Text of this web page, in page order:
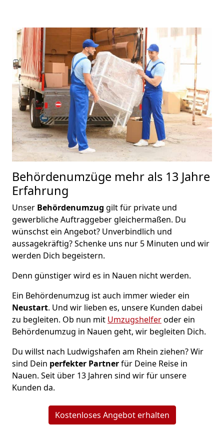
Behördenumzüge mehr als 13 Jahre
Erfahrung
Unser Behördenumzug gilt für private und
gewerbliche Auftraggeber gleichermaßen. Du
wünschst ein Angebot? Unverbindlich und
aussagekräftig? Schenke uns nur 5 Minuten und wir
werden Dich begeistern.
Denn günstiger wird es in Nauen nicht werden.
Ein Behördenumzug ist auch immer wieder ein
Neustart. Und wir lieben es, unsere Kunden dabei
zu begleiten. Ob nun mit Umzugshelferoder ein
Behördenumzug in Nauen geht, wir begleiten Dich.
Du willst nach Ludwigshafen am Rhein ziehen? Wir
sind Dein perfekter Partnerfür Deine Reise in
Nauen. Seit über 13 Jahren sind wir für unsere
Kunden da.
Kostenloses Angebot erhalten